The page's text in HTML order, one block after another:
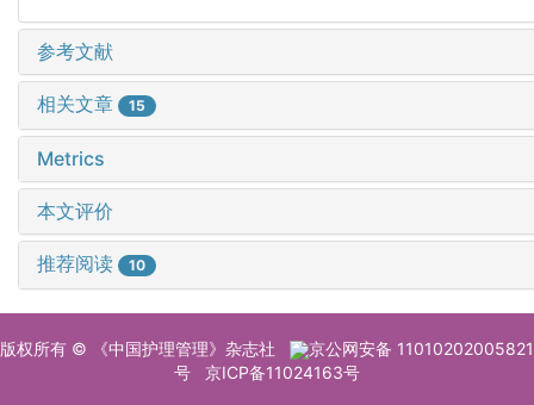
参考文献
相关文章 15
Metrics
本文评价
推荐阅读 10
版权所有 © 《中国护理管理》杂志社
京公网安备 11010202005821
号
京ICP备11024163号